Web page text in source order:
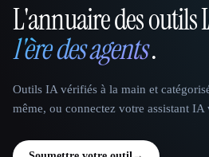
That AI Collection
L'annuaire des outils
l'ère des agents.
Outils IA vérifiés à la main et
même, ou connectez votre assistant IA